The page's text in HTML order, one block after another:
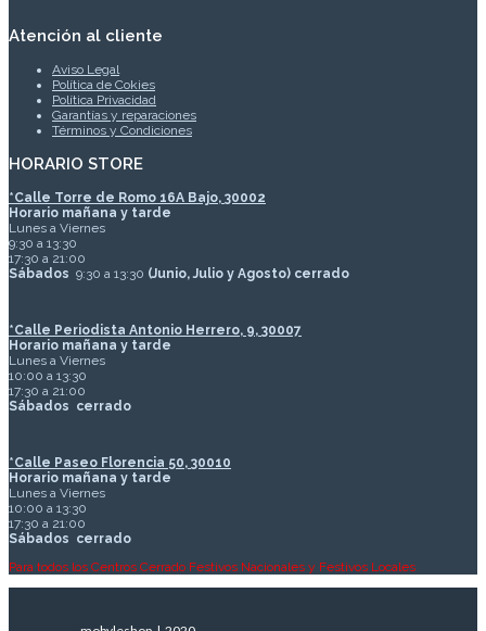
Atención al cliente
Aviso Legal
Política de Cokies
Política Privacidad
Garantías y reparaciones
Términos y Condiciones
HORARIO STORE
*Calle Torre de Romo 16A Bajo, 30002
Horario mañana y tarde
Lunes a Viernes
9:30 a 13:30
17:30 a 21:00
Sábados 9:30 a 13:30 (Junio, Julio y Agosto) cerrado
*Calle Periodista Antonio Herrero, 9, 30007
Horario mañana y tarde
Lunes a Viernes
10:00 a 13:30
17:30 a 21:00
Sábados cerrado
*Calle Paseo Florencia 50, 30010
Horario mañana y tarde
Lunes a Viernes
10:00 a 13:30
17:30 a 21:00
Sábados cerrado
Para todos los Centros Cerrado Festivos Nacionales y Festivos Locales